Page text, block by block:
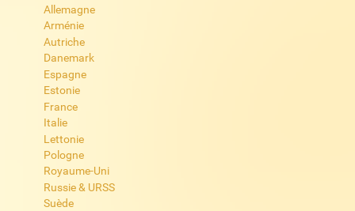
Allemagne
Arménie
Autriche
Danemark
Espagne
Estonie
France
Italie
Lettonie
Pologne
Royaume-Uni
Russie & URSS
Suède